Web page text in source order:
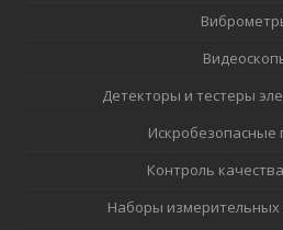
Детекторы и тестеры
Искробезопасные
Контроль
Наборы измерительных